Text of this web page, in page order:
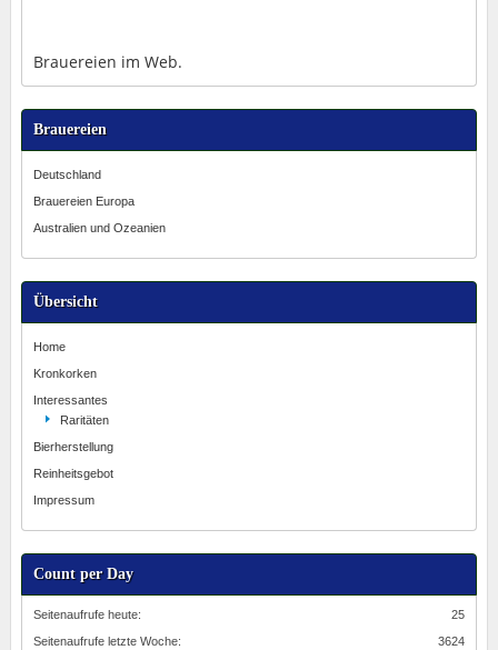
Brauereien im Web.
Brauereien
Deutschland
Brauereien Europa
Australien und Ozeanien
Übersicht
Home
Kronkorken
Interessantes
Raritäten
Bierherstellung
Reinheitsgebot
Impressum
Count per Day
25
Seitenaufrufe heute:
3624
Seitenaufrufe letzte Woche: